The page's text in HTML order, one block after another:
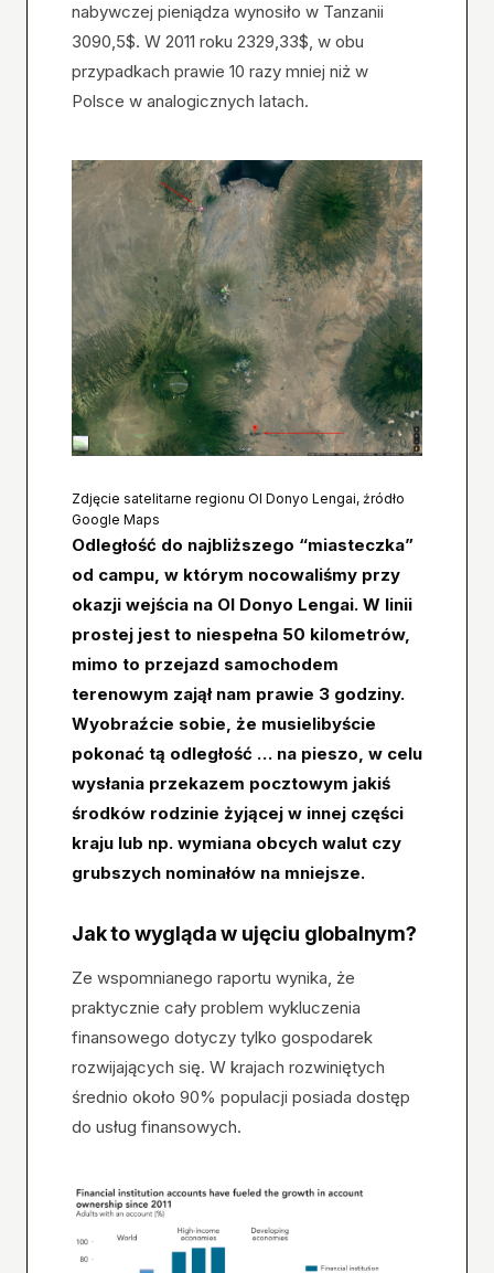
nabywczej pieniądza wynosiło w Tanzanii
3090,5$. W 2011 roku 2329,33$, w obu
przypadkach prawie 10 razy mniej niż w
Polsce w analogicznych latach.
Zdjęcie satelitarne regionu Ol Donyo Lengai, źródło
Google Maps
Odległość do najbliższego “miasteczka”
od campu, w którym nocowaliśmy przy
okazji wejścia na Ol Donyo Lengai. W linii
prostej jest to niespełna 50 kilometrów,
mimo to przejazd samochodem
terenowym zajął nam prawie 3 godziny.
Wyobraźcie sobie, że musielibyście
pokonać tą odległość … na pieszo, w celu
wysłania przekazem pocztowym jakiś
środków rodzinie żyjącej w innej części
kraju lub np. wymiana obcych walut czy
grubszych nominałów na mniejsze.
Jak to wygląda w ujęciu globalnym?
Ze wspomnianego raportu wynika, że
praktycznie cały problem wykluczenia
finansowego dotyczy tylko gospodarek
rozwijających się. W krajach rozwiniętych
średnio około 90% populacji posiada dostęp
do usług finansowych.